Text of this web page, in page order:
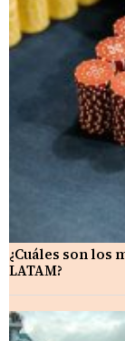
¿Cuáles son los
LATAM?